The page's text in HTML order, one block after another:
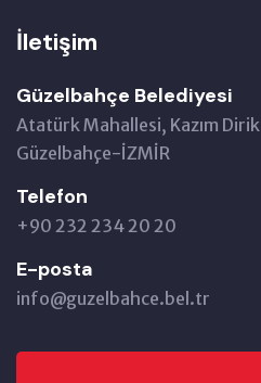
İletişim
Güzelbahçe Belediyesi
Atatürk Mahallesi, Kazım
Güzelbahçe-İZMİR
Telefon
+90 232 234 20 20
E-posta
info@guzelbahce.bel.tr